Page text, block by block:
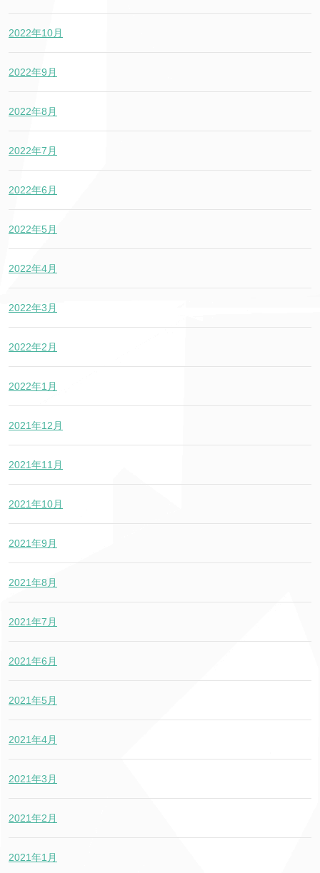
2022年10月
2022年9月
2022年8月
2022年7月
2022年6月
2022年5月
2022年4月
2022年3月
2022年2月
2022年1月
2021年12月
2021年11月
2021年10月
2021年9月
2021年8月
2021年7月
2021年6月
2021年5月
2021年4月
2021年3月
2021年2月
2021年1月